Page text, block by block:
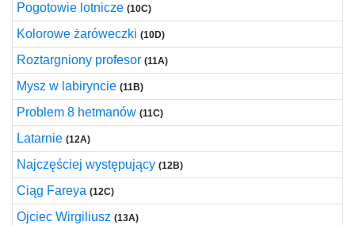
Pogotowie lotnicze (10C)
Kolorowe żaróweczki (10D)
Roztargniony profesor (11A)
Mysz w labiryncie (11B)
Problem 8 hetmanów (11C)
Latarnie (12A)
Najczęściej występujący (12B)
Ciąg Fareya (12C)
Ojciec Wirgiliusz (13A)